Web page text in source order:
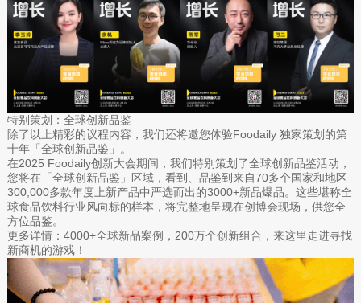
特别策划：全球创新品鉴
除了以上精彩的议程内容，我们还将邀您体验Foodaily 独家策划的第
十年「全球创新品鉴」。
在2025 Foodaily创新大会期间，我们特别策划了全球创新品鉴活动，
您将在「全球创新品鉴」区域，看到、品鉴到来自70多个国家和地区
300,000多款年度上新产品中严选而出的3000+新品爆品。这些堪称全
球食品饮料行业风向标的样本，将完整地呈现在创博会现场，供您全
方位品鉴。
更多详情：4000+全球新品案例，200万个创新组合，来这里走进寻找
新商机的游戏！